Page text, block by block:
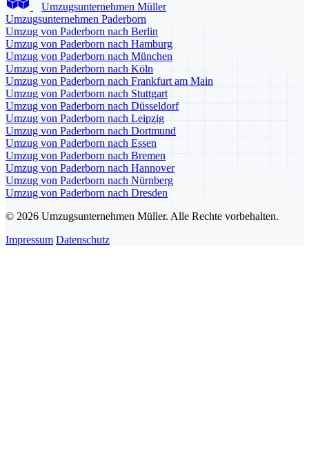
Umzugsunternehmen Müller
Umzugsunternehmen Paderborn
Umzug von Paderborn nach Berlin
Umzug von Paderborn nach Hamburg
Umzug von Paderborn nach München
Umzug von Paderborn nach Köln
Umzug von Paderborn nach Frankfurt am Main
Umzug von Paderborn nach Stuttgart
Umzug von Paderborn nach Düsseldorf
Umzug von Paderborn nach Leipzig
Umzug von Paderborn nach Dortmund
Umzug von Paderborn nach Essen
Umzug von Paderborn nach Bremen
Umzug von Paderborn nach Hannover
Umzug von Paderborn nach Nürnberg
Umzug von Paderborn nach Dresden
© 2026 Umzugsunternehmen Müller. Alle Rechte vorbehalten.
Impressum Datenschutz